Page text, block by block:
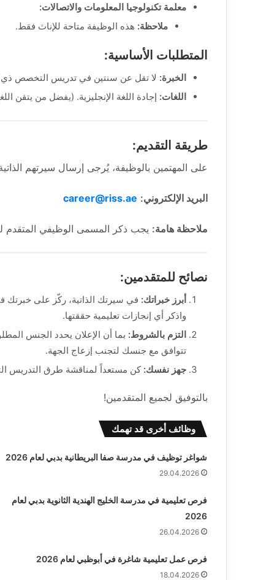
معلمة تكنولوجيا المعلومات والاتصالات:
ملاحظة: هذه الوظيفة متاحة للإناث فقط.
المتطلبات الأساسية:
الخبرة: لا تقل عن سنتين في تدريس التخصص ذي
اللغات: إجادة اللغة الإنجليزية. (يفضل من يتقن
طريقة التقديم:
على المهتمين بالوظيفة، يُرجى إرسال سيرتهم
البريد الإلكتروني: career@riss.ae
ملاحظة هامة: يجب ذكر المسمى الوظيفي المتقدم
نصائح للمتقدمين:
أبرز خبراتك: في سيرتك الذاتية، ركّز على خبرتك
واذكر أي إنجازات تعليمية حققتها.
التزم بالشروط: بما أن الإعلان يحدد الجنس
تتوافق مع جنسك لتجنب إزعاج الجهة.
جهز نفسك: كن مستعداً لمناقشة طرق التدريس
بالتوفيق لجميع المتقدمين!
وظائف أخرى قد تهمك
شواغر توظيف في مدرسة صفا البريطانية بدبي لعام 2026
29.04.2026
فرص تعليمية في مدرسة الخليج الهندية الثانوية بدبي لعام
2026
26.04.2026
فرص عمل تعليمية شاغرة في أبوظبي لعام 2026
18.04.2026